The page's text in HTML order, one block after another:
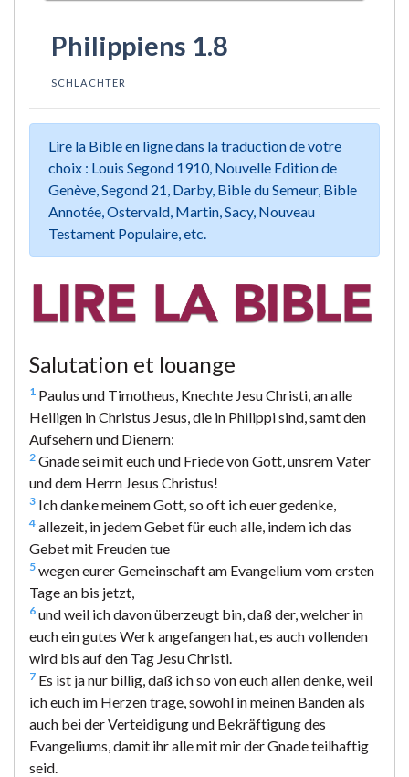
Philippiens 1.8
SCHLACHTER
Lire la Bible en ligne dans la traduction de votre
choix : Louis Segond 1910, Nouvelle Edition de
Genève, Segond 21, Darby, Bible du Semeur, Bible
Annotée, Ostervald, Martin, Sacy, Nouveau
Testament Populaire, etc.
Salutation et louange
1 Paulus und Timotheus, Knechte Jesu Christi, an alle
Heiligen in Christus Jesus, die in Philippi sind, samt den
Aufsehern und Dienern:
2 Gnade sei mit euch und Friede von Gott, unsrem Vater
und dem Herrn Jesus Christus!
3 Ich danke meinem Gott, so oft ich euer gedenke,
4 allezeit, in jedem Gebet für euch alle, indem ich das
Gebet mit Freuden tue
5 wegen eurer Gemeinschaft am Evangelium vom ersten
Tage an bis jetzt,
6 und weil ich davon überzeugt bin, daß der, welcher in
euch ein gutes Werk angefangen hat, es auch vollenden
wird bis auf den Tag Jesu Christi.
7 Es ist ja nur billig, daß ich so von euch allen denke, weil
ich euch im Herzen trage, sowohl in meinen Banden als
auch bei der Verteidigung und Bekräftigung des
Evangeliums, damit ihr alle mit mir der Gnade teilhaftig
seid.